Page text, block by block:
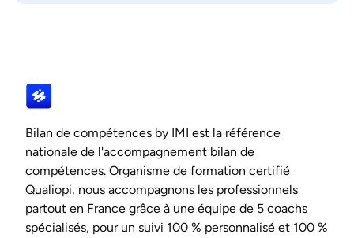
Bilan de compétences by IMI est la référence
nationale de l'accompagnement bilan de
compétences. Organisme de formation certifié
Qualiopi, nous accompagnons les professionnels
partout en France grâce à une équipe de 5 coachs
spécialisés, pour un suivi 100 % personnalisé et 100 %